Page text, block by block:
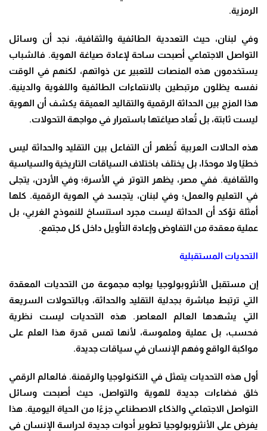
الرمزية.
وفي لبنان، حيث التعددية الطائفية والثقافية، نجد أن وسائل
التواصل الاجتماعي أصبحت ساحة لإعادة صياغة الهوية. فالشباب
يستخدمون هذه المنصات للتعبير عن ذواتهم، لكنهم في الوقت
نفسه يظلون مرتبطين بالانتماءات الطائفية واللغوية والدينية.
هذا المزج بين الحداثة الرقمية والتقاليد العميقة يكشف أن الهوية
ليست ثابتة، بل تُعاد صياغتها باستمرار في مواجهة التحولات.
هذه الحالات العربية تُظهر أن التفاعل بين التقليد والحداثة ليس
خطيًا ولا موحدًا، بل يختلف باختلاف السياقات التاريخية والسياسية
والثقافية. ففي مصر، يظهر التوتر في الأسرة؛ وفي الأردن، يتجلى
في التعليم والعمل؛ وفي لبنان، يتجسد في الهوية الرقمية. كلها
أمثلة تؤكد أن الحداثة ليست مجرد استنساخ للنموذج الغربي، بل
عملية معقدة من التفاوض وإعادة التأويل داخل كل مجتمع.
التحديات المستقبلية
إن مستقبل الأنثروبولوجيا يواجه مجموعة من التحديات المعقدة
التي ترتبط مباشرة بجدلية التقليد والحداثة، وبالتحولات السريعة
التي يشهدها العالم المعاصر. هذه التحديات ليست نظرية
فحسب، بل عملية وملموسة، لأنها تمس قدرة هذا العلم على
مواكبة الواقع وفهم الإنسان في سياقات جديدة.
أول هذه التحديات يتمثل في التكنولوجيا والرقمنة. فالعالم الرقمي
خلق فضاءات جديدة للهوية والتواصل، حيث أصبحت وسائل
التواصل الاجتماعي والذكاء الاصطناعي جزءًا من الحياة اليومية. هذا
يفرض على الأنثروبولوجيا تطوير أدوات جديدة لدراسة الإنسان في